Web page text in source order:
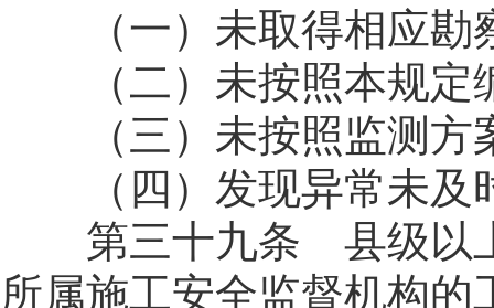
（一）未取得相应勘
（二）未按照本规定
（三）未按照监测方
（四）发现异常未及
第三十九条 县级以上
所属施工安全监督机构